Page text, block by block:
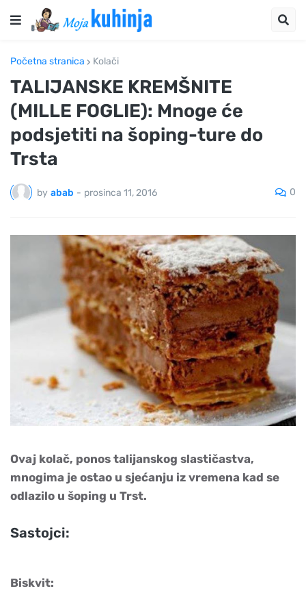
Početna stranica Kolači
TALIJANSKE KREMŠNITE
(MILLE FOGLIE): Mnoge će
podsjetiti na šoping-ture do
Trsta
by abab - prosinca 11, 2016 0
Ovaj kolač, ponos talijanskog slastičastva,
mnogima je ostao u sjećanju iz vremena kad se
odlazilo u šoping u Trst.
Sastojci:
Biskvit: